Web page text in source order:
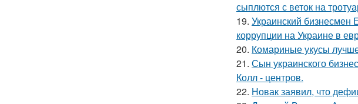
сыплются с веток на
19. Украинский бизнесмен
коррупции на Украине в
20. Комариные укусы
21. Сын украинского
Колл - центров.
22. Новак заявил, что